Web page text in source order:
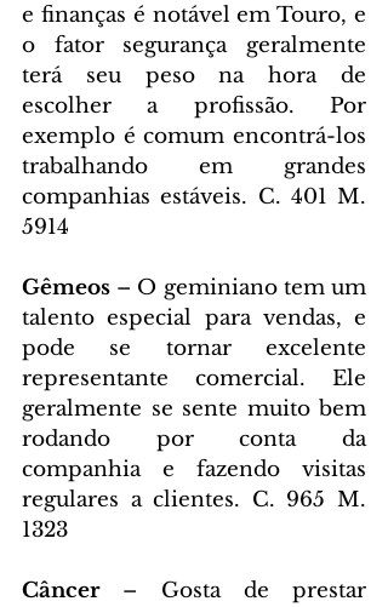
e finanças é notável em Touro, e
o fator segurança geralmente
terá seu peso na hora de
escolher a profissão. Por
exemplo é comum encontrá-los
trabalhando em grandes
companhias estáveis. C. 401 M.
5914
Gêmeos – O geminiano tem um
talento especial para vendas, e
pode se tornar excelente
representante comercial. Ele
geralmente se sente muito bem
rodando por conta da
companhia e fazendo visitas
regulares a clientes. C. 965 M.
1323
Câncer – Gosta de prestar